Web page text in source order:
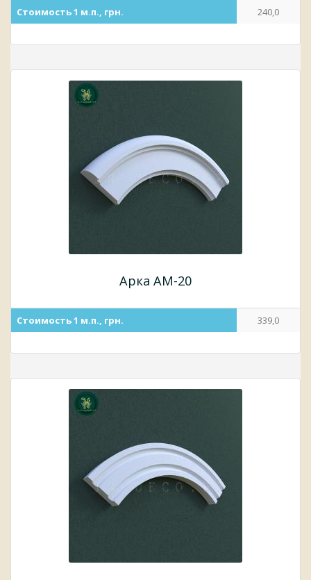
Стоимость 1 м.п., грн. 240,0
Арка АМ-20
Стоимость 1 м.п., грн. 339,0